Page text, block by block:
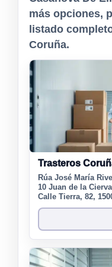
más opciones,
listado
Coruña.
Trasteros
Rúa José María
10 Juan de la
Calle Tierra, 82,